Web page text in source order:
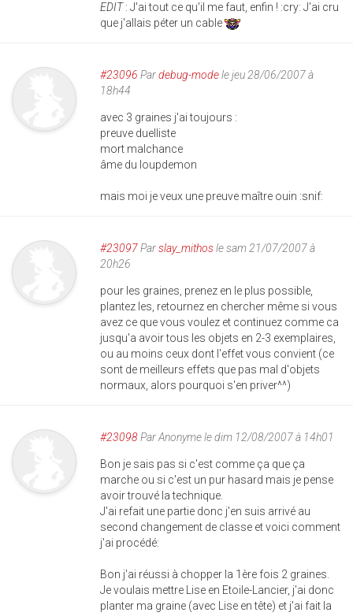
EDIT: J'ai tout ce qu'il me faut, enfin ! :cry: J'ai cru
que j'allais péter un cable
#23096 Pardebug-modele jeu 28/06/2007 à
18h44
avec 3 graines j'ai toujours :
preuve duelliste
mort malchance
âme du loupdemon
mais moi je veux une preuve maître ouin :snif:
#23097Parslay_mithosle sam 21/07/2007 à
20h26
pour les graines, prenez en le plus possible,
plantez les, retournez en chercher même si vous
avez ce que vous voulez et continuez comme ca
jusqu'a avoir tous les objets en 2-3 exemplaires,
ou au moins ceux dont l'effet vous convient (ce
sont de meilleurs effets que pas mal d'objets
normaux, alors pourquoi s'en priver^^)
#23098ParAnonymele dim 12/08/2007 à 14h01
Bon je sais pas si c'est comme ça que ça
marche ou si c'est un pur hasard mais je pense
avoir trouvé la technique.
J'ai refait une partie donc j'en suis arrivé au
second changement de classe et voici comment
j'ai procédé:
Bon j'ai réussi à chopper la 1ère fois 2 graines.
Je voulais mettre Lise en Etoile-Lancier, j'ai donc
planter ma graine (avec Lise en tête) et j'ai fait la